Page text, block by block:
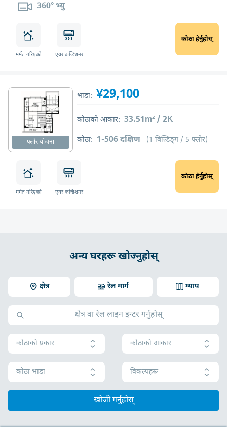
360° भ्यु
मर्मत गरिएको एयर कन्डिशनर
कोठा हेर्नुहोस्
फ्लोर योजना
भाडा: ¥29,100
कोठाको आकार: 33.51m² / 2K
कोठा: 1-506 दक्षिण (1 बिल्डिङ्ग / 5 फ्लोर)
मर्मत गरिएको एयर कन्डिशनर
कोठा हेर्नुहोस्
अन्य घरहरू खोज्नुहोस्
क्षेत्र म्याप
रेल मार्ग
कोठाको प्रकार कोठाको आकार
कोठा भाडा विकल्पहरू
खोजी गर्नुहोस्